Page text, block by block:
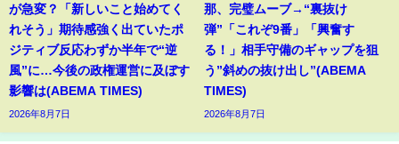
が急変？「新しいこと始めてく
れそう」期待感強く出ていたポ
ジティブ反応わずか半年で“逆
風”に…今後の政権運営に及ぼす
影響は(ABEMA TIMES)
2026年8月7日
那、完璧ムーブ→“裏抜け
弾”「これぞ9番」「興奮す
る！」相手守備のギャップを狙
う”斜めの抜け出し”(ABEMA
TIMES)
2026年8月7日